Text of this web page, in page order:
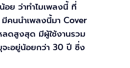
อย ว่าทำไมเพลงนี้ ที่
คนนำเพลงนี้มา Cover
ดสูงสุด มีผู้ใช้งานรวม
จะอยู่น้อยกว่า 30 ปี ซึ่ง